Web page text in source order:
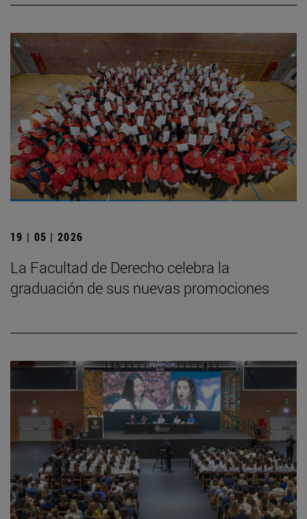
19 | 05 | 2026
La Facultad de Derecho celebra la
graduación de sus nuevas promociones